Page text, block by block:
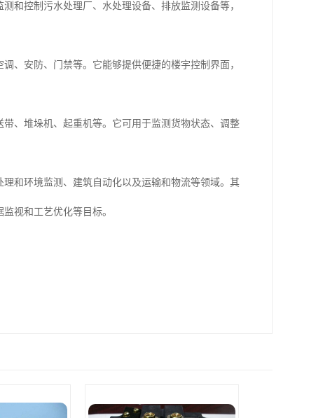
和控制污水处理厂、水处理设备、排放监测设备等，
、安防、门禁等。它能够提供便捷的楼宇控制界面，
、堆垛机、起重机等。它可用于监测货物状态、调整
和环境监测、建筑自动化以及运输和物流等领域。其
视和工艺优化等目标。